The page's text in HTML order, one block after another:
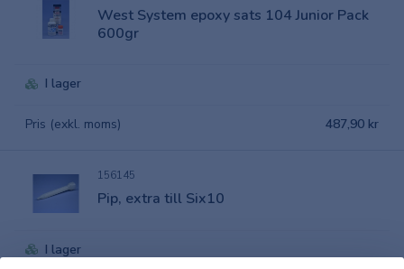
West System epoxy sats 104 Junior Pack
600gr
I lager
Pris (exkl. moms) 487,90 kr
156145
Pip, extra till Six10
I lager